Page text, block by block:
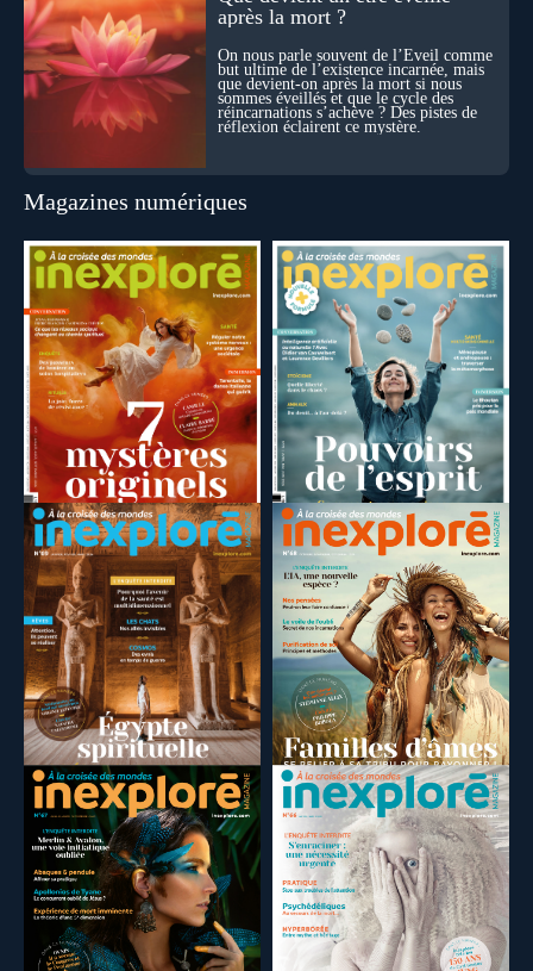
après la mort ?
On nous parle souvent de l’Éveil comme
but ultime de l’existence incarnée, mais
que devient-on après la mort si nous
sommes éveillés et que le cycle des
réincarnations s’achève ? Des pistes de
réflexion éclairent ce mystère.
Magazines numériques